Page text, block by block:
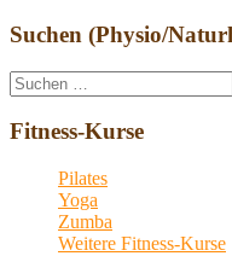
Suchen (Physio/
Suche
nach:
Fitness-Kurse
Pilates
Yoga
Zumba
Weitere Fitness-Kurse